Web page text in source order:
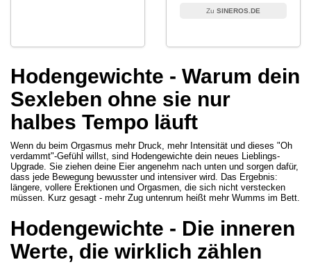
SINEROS.DE
Hodengewichte - Warum dein
Sexleben ohne sie nur
halbes Tempo läuft
Wenn du beim Orgasmus mehr Druck, mehr Intensität und dieses "Oh
verdammt"-Gefühl willst, sind Hodengewichte dein neues Lieblings-
Upgrade. Sie ziehen deine Eier angenehm nach unten und sorgen dafür,
dass jede Bewegung bewusster und intensiver wird. Das Ergebnis:
längere, vollere Erektionen und Orgasmen, die sich nicht verstecken
müssen. Kurz gesagt - mehr Zug untenrum heißt mehr Wumms im Bett.
Hodengewichte - Die inneren
Werte, die wirklich zählen